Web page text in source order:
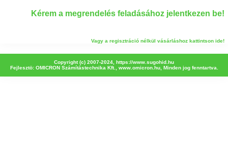
Kérem a megrendelés feladásához jelentkezen be!
Vagy a regisztráció nélkül vásárláshoz kattintson ide!
Copyright (c) 2007-2024, https://www.sugohid.hu
Fejlesztö: OMICRON Számítástechnika Kft., www.omicron.hu, Minden jog fenntartva.